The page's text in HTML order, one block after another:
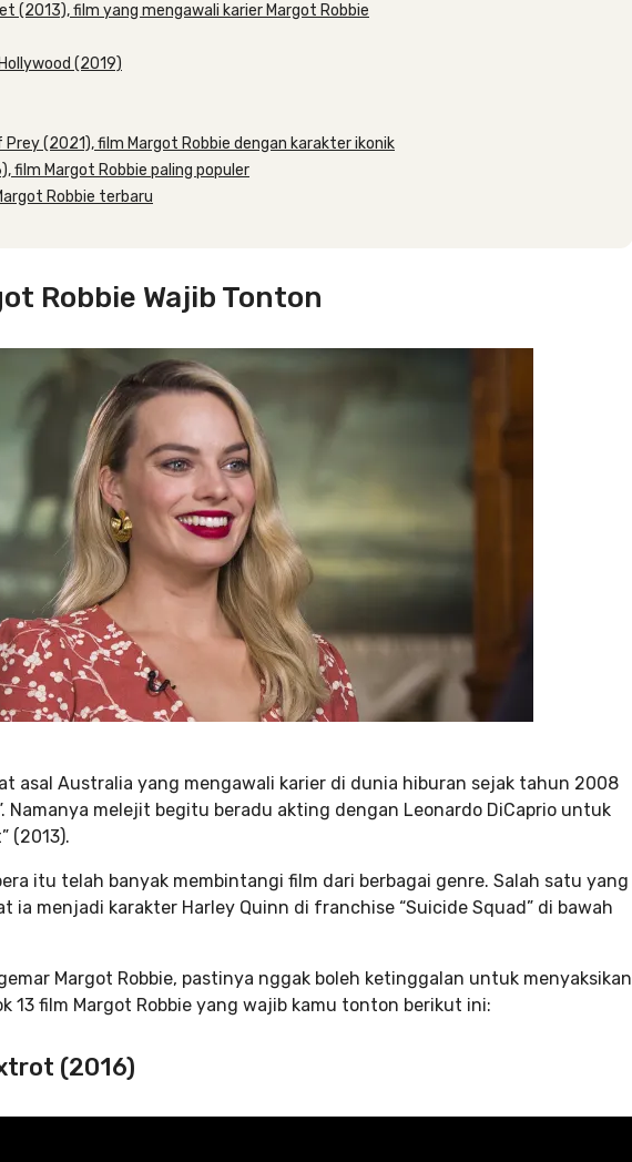
(2013), film yang mengawali karier Margot Robbie
(2019)
Prey (2021), film Margot Robbie dengan karakter ikonik
film Margot Robbie paling populer
Robbie terbaru
Robbie Wajib Tonton
asal Australia yang mengawali karier di dunia hiburan sejak tahun 2008
Namanya melejit begitu beradu akting dengan Leonardo DiCaprio untuk
(2013).
itu telah banyak membintangi film dari berbagai genre. Salah satu yang
ia menjadi karakter Harley Quinn di franchise “Suicide Squad” di bawah
Margot Robbie, pastinya nggak boleh ketinggalan untuk menyaksikan
13 film Margot Robbie yang wajib kamu tonton berikut ini:
(2016)